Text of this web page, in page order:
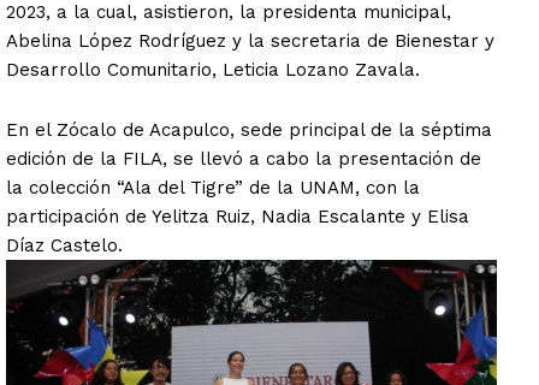
2023, a la cual, asistieron, la presidenta municipal,
Abelina López Rodríguez y la secretaria de Bienestar y
Desarrollo Comunitario, Leticia Lozano Zavala.
En el Zócalo de Acapulco, sede principal de la séptima
edición de la FILA, se llevó a cabo la presentación de
la colección “Ala del Tigre” de la UNAM, con la
participación de Yelitza Ruiz, Nadia Escalante y Elisa
Díaz Castelo.